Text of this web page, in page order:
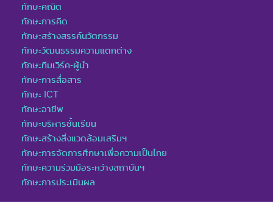
ทักษะคณิต
ทักษะการคิด
ทักษะสร้างสรรค์นวัตกรรม
ทักษะวัฒนธรรมความแตกต่าง
ทักษะทีมเวิร์ค-ผู้นำ
ทักษะการสื่อสาร
ทักษะ ICT
ทักษะอาชีพ
ทักษะบริหารชั้นเรียน
ทักษะสร้างสิ่งแวดล้อมเสริมฯ
ทักษะการจัดการศึกษาเพื่อความเป็นไทย
ทักษะความร่วมมือระหว่างสถาบันฯ
ทักษะการประเมินผล